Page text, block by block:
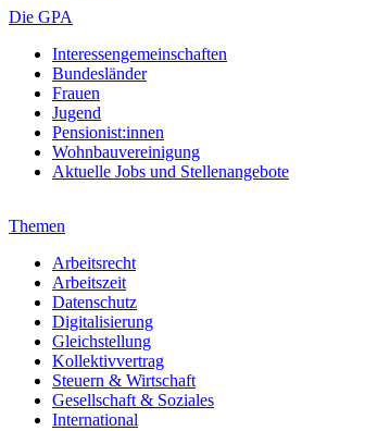
Die GPA
Interessengemeinschaften
Bundesländer
Frauen
Jugend
Pensionist:innen
Wohnbauvereinigung
Aktuelle Jobs und Stellenangebote
Themen
Arbeitsrecht
Arbeitszeit
Datenschutz
Digitalisierung
Gleichstellung
Kollektivvertrag
Steuern & Wirtschaft
Gesellschaft & Soziales
International